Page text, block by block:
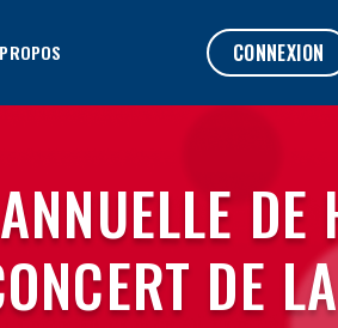
CONNEXION
DE
DE